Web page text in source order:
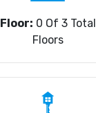
Floor: 0 Of 3 Total
Floors